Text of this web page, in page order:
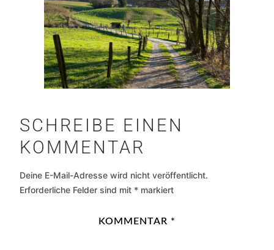
SCHREIBE EINEN
KOMMENTAR
Deine E-Mail-Adresse wird nicht veröffentlicht.
Erforderliche Felder sind mit * markiert
KOMMENTAR *